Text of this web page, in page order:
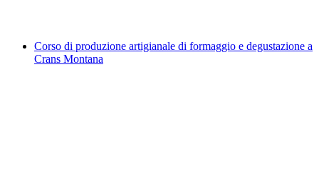
Corso di produzione artigianale di formaggio e degustazione a
Crans Montana